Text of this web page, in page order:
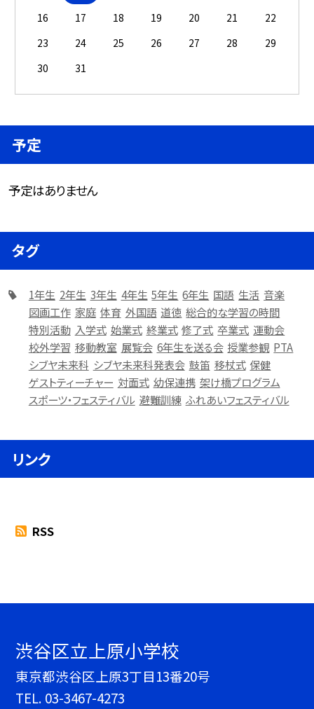
16
17 18 19 20 21
22
23
24 25 26 27 28
29
30
31
予定
予定はありません
タグ
1年生 2年生 3年生 4年生 5年生 6年生 国語 生活 音楽
図画工作 家庭 体育 外国語 道徳 総合的な学習の時間
特別活動 入学式 始業式 終業式 修了式 卒業式 運動会
校外学習 移動教室 展覧会 6年生を送る会 授業参観 PTA
シブヤ未来科 シブヤ未来科発表会 鼓笛 移杖式 保健
ゲストティーチャー 対面式 幼保連携 架け橋プログラム
スポーツ・フェスティバル 避難訓練 ふれあいフェスティバル
リンク
RSS
渋谷区立上原小学校
東京都渋谷区上原3丁目13番20号
TEL. 03-3467-4273